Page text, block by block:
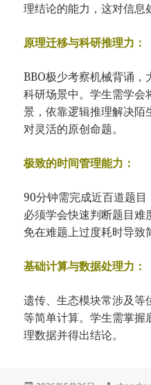
理结论的能力，这对信息
原理迁移与科研推理力：
BBO极少考察机械背诵
科研场景中。学生需学会
景，依靠逻辑推理解决陌
对灵活的原创命题。
极致的时间管理能力：
90分钟需完成近百道题
必须学会快速判断题目难
免在难题上过度耗时导致
基础计算与数据处理力：
遗传、生态模块常涉及
等简单计算。学生需掌握
理数据并得出结论。